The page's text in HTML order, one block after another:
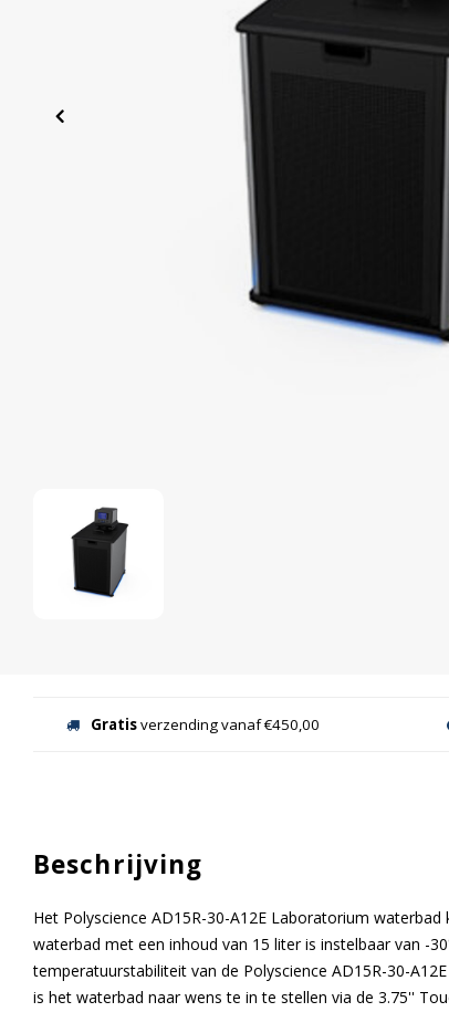
Gratisverzending vanaf €450,00
Beschrijving
Het Polyscience AD15R-30-A12E Laboratorium
waterbad met een inhoud van 15 liter is instelbaar van -
temperatuurstabiliteit van de Polyscience AD15R-30-
is het waterbad naar wens te in te stellen via de 3.75''